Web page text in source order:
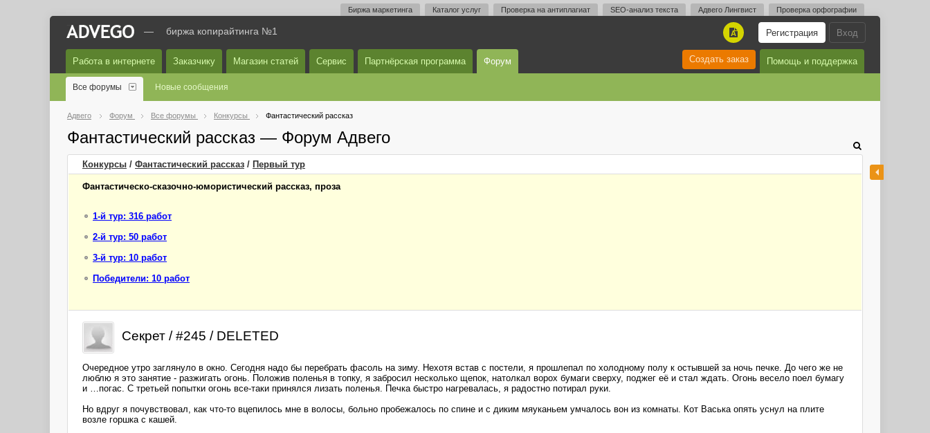
Биржа маркетинга Каталог услуг Проверка на антиплагиат SEO-анализ текста Адвего Лингвист Проверка орфографии
Вход
Регистрация
A
— биржа копирайтинга №1
Работа в интернете Заказчику Магазин статей Сервис Партнёрская программа Форум Помощь и поддержка
Создать заказ
Все форумы Новые сообщения
Адвего Форум Все форумы Конкурсы Фантастический рассказ
Фантастический рассказ — Форум Адвего
Конкурсы / Фантастический рассказ / Первый тур
Фантастическо-сказочно-юмористический рассказ, проза
1-й тур: 316 работ
2-й тур: 50 работ
3-й тур: 10 работ
Победители: 10 работ
Секрет / #245 / DELETED
Очередное утро заглянуло в окно. Сегодня надо бы перебрать фасоль на зиму. Нехотя встав с постели, я прошлепал по холодному полу к остывшей за ночь печке. До чего же не
люблю я это занятие - разжигать огонь. Положив поленья в топку, я забросил несколько щепок, натолкал ворох бумаги сверху, поджег её и стал ждать. Огонь весело поел бумагу
и …погас. С третьей попытки огонь все-таки принялся лизать поленья. Печка быстро нагревалась, я радостно потирал руки.
Но вдруг я почувствовал, как что-то вцепилось мне в волосы, больно пробежалось по спине и с диким мяуканьем умчалось вон из комнаты. Кот Васька опять уснул на плите
возле горшка с кашей.